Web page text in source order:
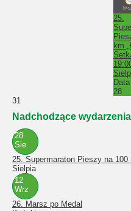
25.
km
28
31
Nadchodzące wydarzenia
28
Sie
25. Supermaraton Pieszy na 100
Sielpia
12
Wrz
26. Marsz po Medal